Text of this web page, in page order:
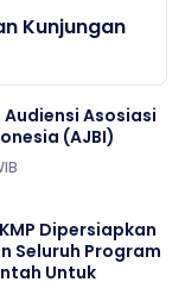
Kunjungan
Asosiasi
(AJBI)
Dipersiapkan
Seluruh Program
Untuk